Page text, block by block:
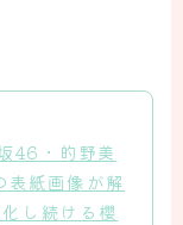
46・的野美
紙画像が解
し続ける櫻